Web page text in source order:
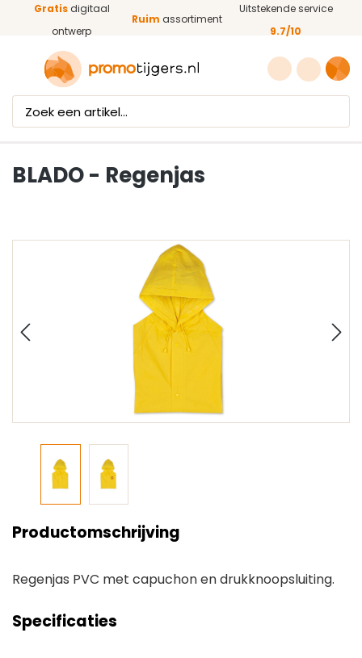
Ga naar de hoofdinhoud
Gratisdigitaal
ontwerp
Ruim assortiment
Uitstekende service
9.7/10
BLADO - Regenjas
Afbeeldingengalerij overslaan
Productomschrijving
Regenjas PVC met capuchon en drukknoopsluiting.
Specificaties